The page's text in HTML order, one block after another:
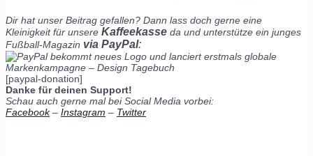
Dir hat unser Beitrag gefallen? Dann lass doch gerne eine
Kleinigkeit für unsere Kaffeekasse da und unterstütze ein junges
Fußball-Magazin via PayPal:
[paypal-donation]
Danke für deinen Support!
Schau auch gerne mal bei Social Media vorbei:
Facebook– Instagram – Twitter